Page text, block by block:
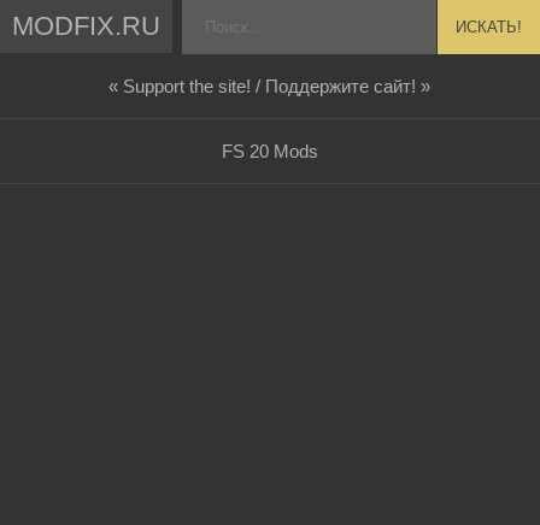
MODFIX.RU ИСКАТЬ!
« Support the site! / Поддержите сайт! »
FS 20 Mods